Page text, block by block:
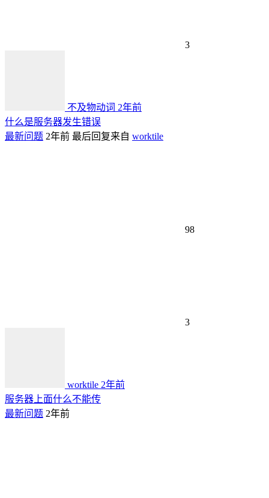
3
不及物动词 2年前
什么是服务器发生错误
最新问题 2年前 最后回复来自 worktile
98
3
worktile 2年前
服务器上面什么不能传
最新问题 2年前